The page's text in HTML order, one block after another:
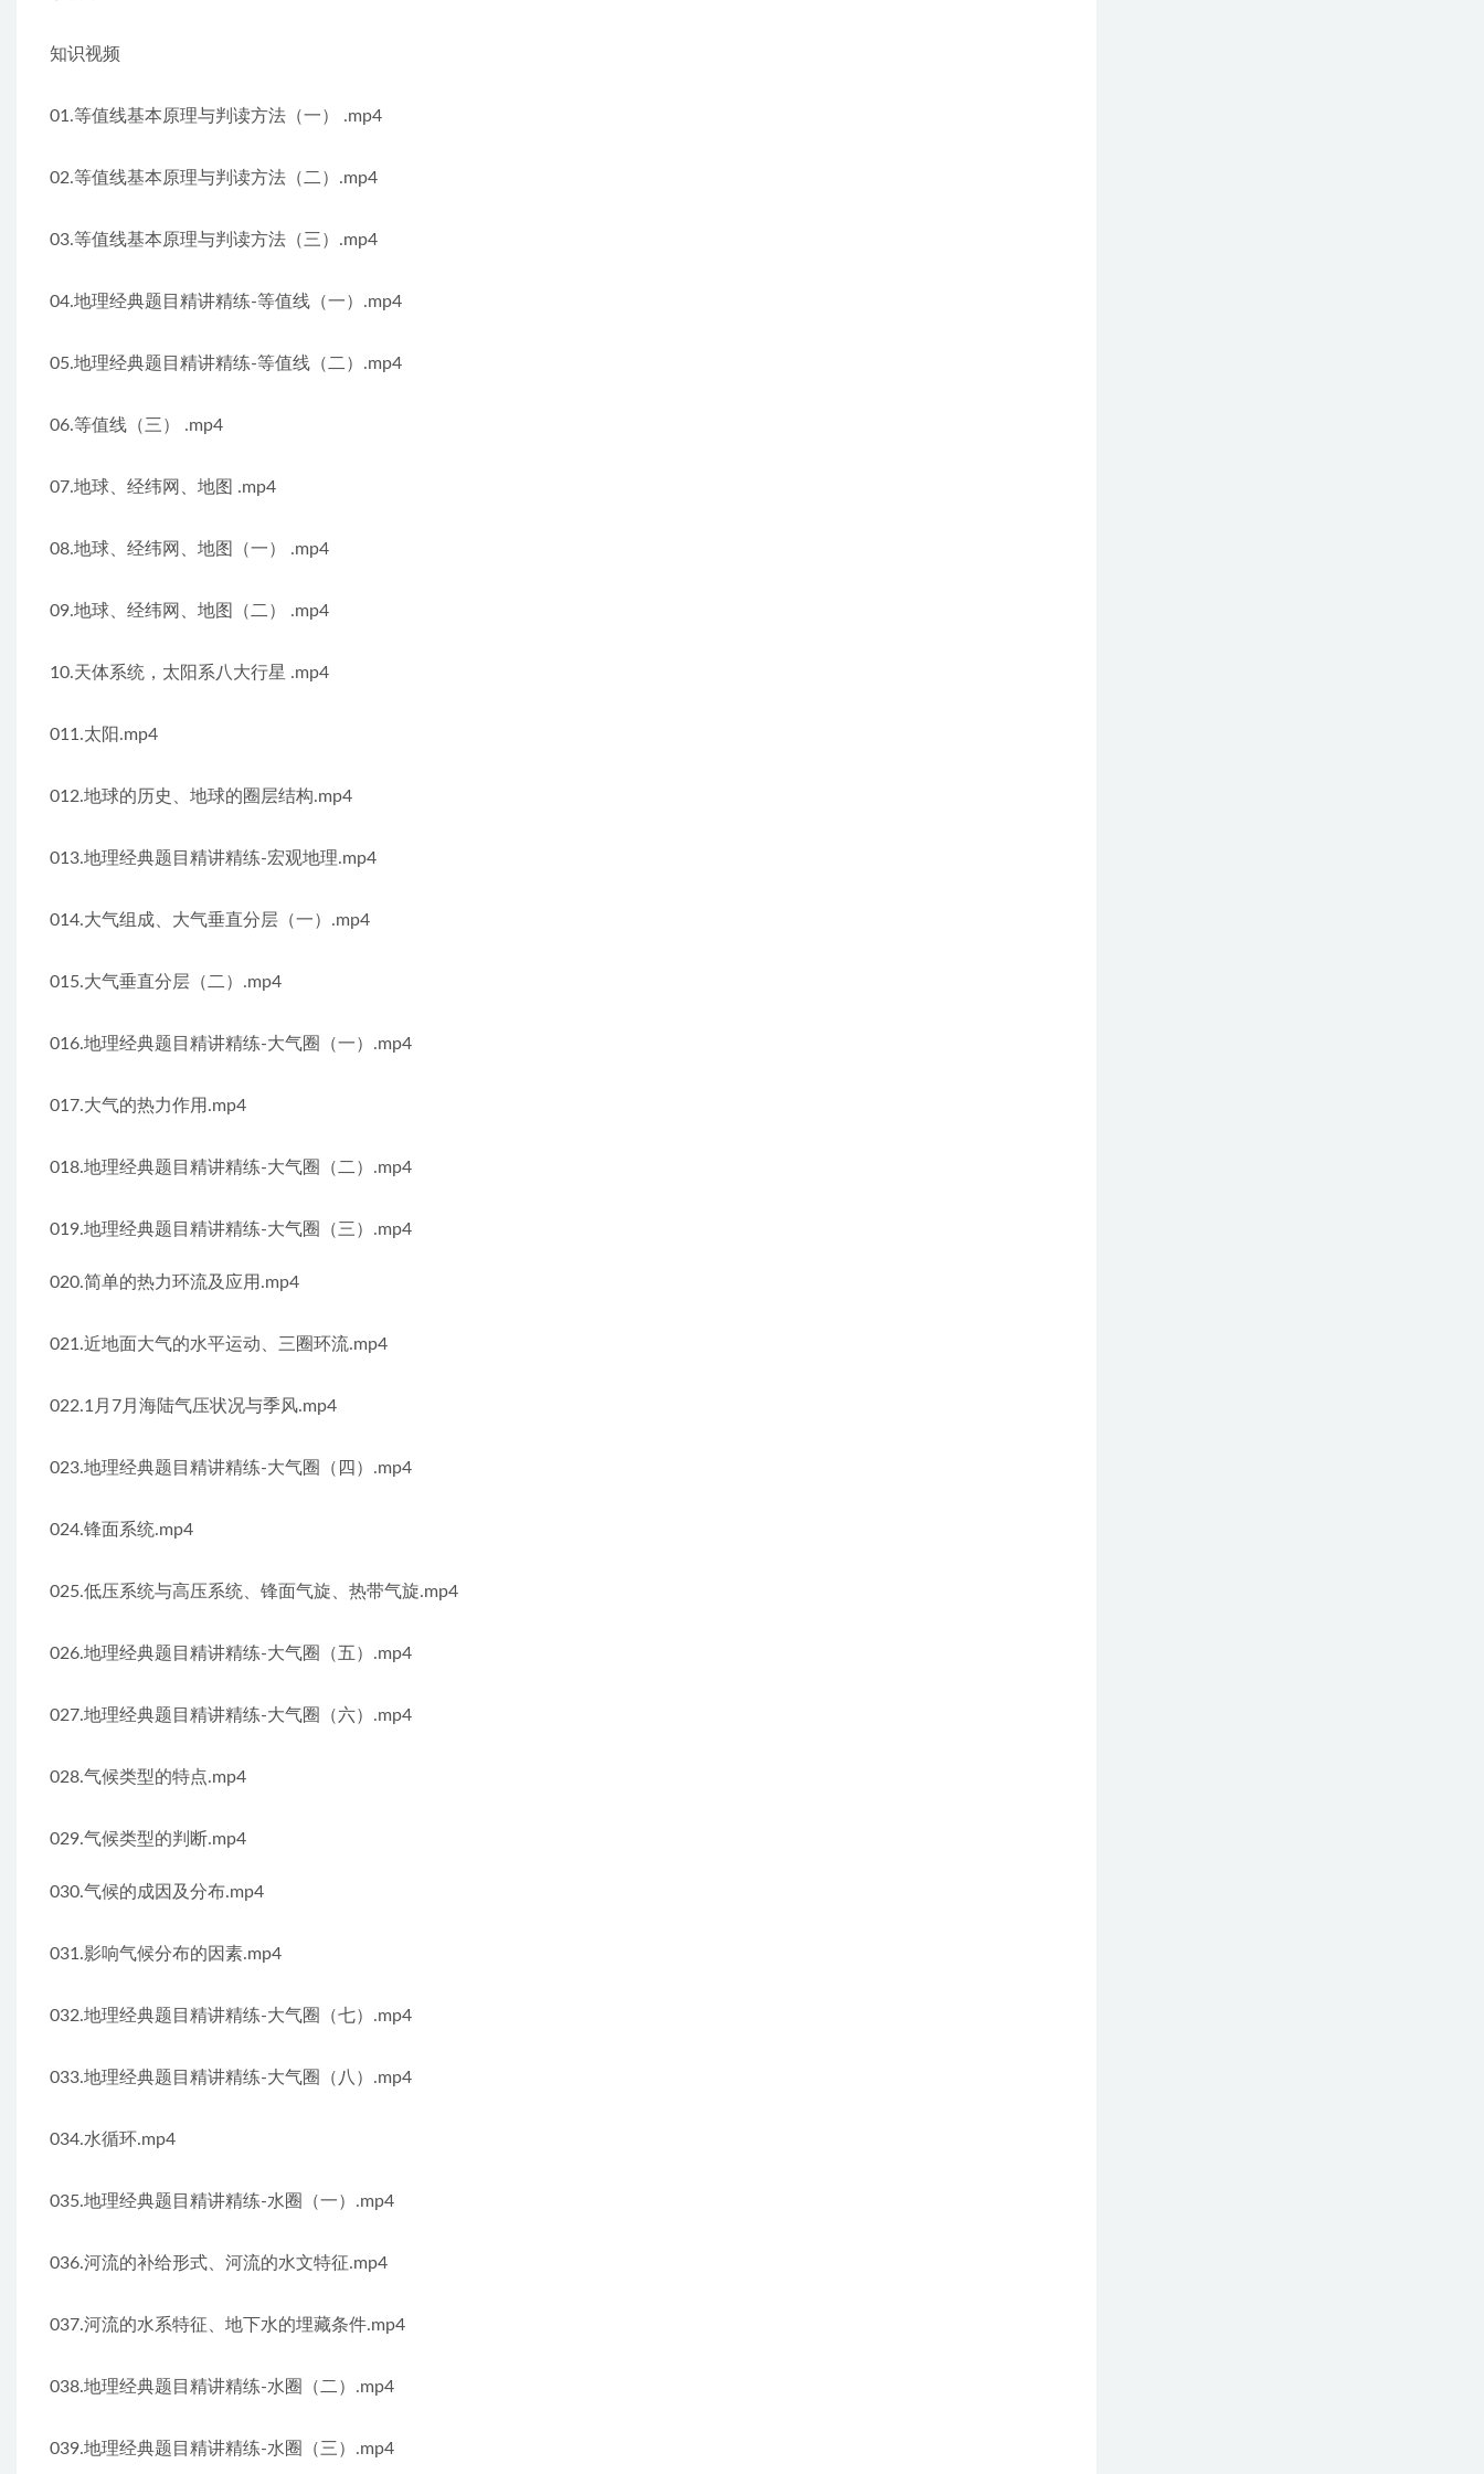
知识视频
01.等值线基本原理与判读方法（一） .mp4
02.等值线基本原理与判读方法（二）.mp4
03.等值线基本原理与判读方法（三）.mp4
04.地理经典题目精讲精练-等值线（一）.mp4
05.地理经典题目精讲精练-等值线（二）.mp4
06.等值线（三） .mp4
07.地球、经纬网、地图 .mp4
08.地球、经纬网、地图（一） .mp4
09.地球、经纬网、地图（二） .mp4
10.天体系统，太阳系八大行星 .mp4
011.太阳.mp4
012.地球的历史、地球的圈层结构.mp4
013.地理经典题目精讲精练-宏观地理.mp4
014.大气组成、大气垂直分层（一）.mp4
015.大气垂直分层（二）.mp4
016.地理经典题目精讲精练-大气圈（一）.mp4
017.大气的热力作用.mp4
018.地理经典题目精讲精练-大气圈（二）.mp4
019.地理经典题目精讲精练-大气圈（三）.mp4
020.简单的热力环流及应用.mp4
021.近地面大气的水平运动、三圈环流.mp4
022.1月7月海陆气压状况与季风.mp4
023.地理经典题目精讲精练-大气圈（四）.mp4
024.锋面系统.mp4
025.低压系统与高压系统、锋面气旋、热带气旋.mp4
026.地理经典题目精讲精练-大气圈（五）.mp4
027.地理经典题目精讲精练-大气圈（六）.mp4
028.气候类型的特点.mp4
029.气候类型的判断.mp4
030.气候的成因及分布.mp4
031.影响气候分布的因素.mp4
032.地理经典题目精讲精练-大气圈（七）.mp4
033.地理经典题目精讲精练-大气圈（八）.mp4
034.水循环.mp4
035.地理经典题目精讲精练-水圈（一）.mp4
036.河流的补给形式、河流的水文特征.mp4
037.河流的水系特征、地下水的埋藏条件.mp4
038.地理经典题目精讲精练-水圈（二）.mp4
039.地理经典题目精讲精练-水圈（三）.mp4